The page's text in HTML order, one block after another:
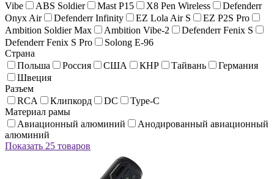
Vibe
ABS Soldier Mast P15 X8 Pen Wireless
Defenderr
Onyx Air
Defenderr Infinity EZ Lola Air S
EZ P2S Pro
Ambition Soldier Max
Ambition Vibe-2
Defenderr Fenix S
Defenderr Fenix S Pro
Solong E-96
Страна
Польша
Россия США КНР Тайвань
Германия
Швеция
Разъем
RCA
Клипкорд DC
Type-C
Материал рамы
Авиационный алюминий
Анодированный авиационный
алюминий
Показать 25 товаров